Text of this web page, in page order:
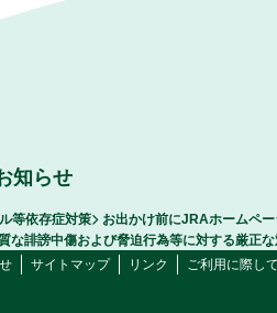
知らせ
等依存症対策
お出かけ前にJRAホームペ
な誹謗中傷および脅迫行為等に対する厳正
サイトマップ リンク ご利用に際し